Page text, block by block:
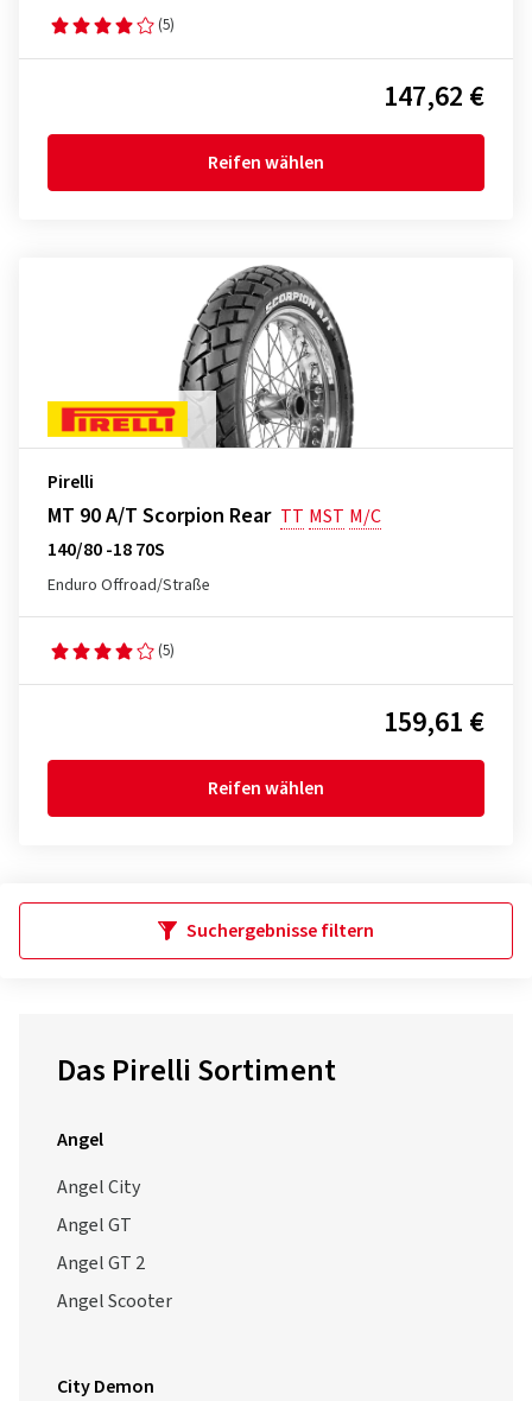
(5)
147,62 €
Reifen wählen
Pirelli
MT 90 A/T Scorpion Rear TT MST M/C
140/80 -18 70S
Enduro Offroad/Straße
(5)
159,61 €
Reifen wählen
Suchergebnisse filtern
Das Pirelli Sortiment
Angel
Angel City
Angel GT
Angel GT 2
Angel Scooter
City Demon